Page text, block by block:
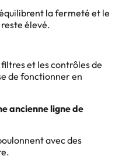
la fermeté et le
élevé.
et les contrôles de
de fonctionner en
ancienne ligne de
avec des